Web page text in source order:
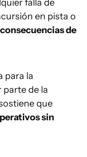
falla de
en pista o
de
para la
de la
que
sin